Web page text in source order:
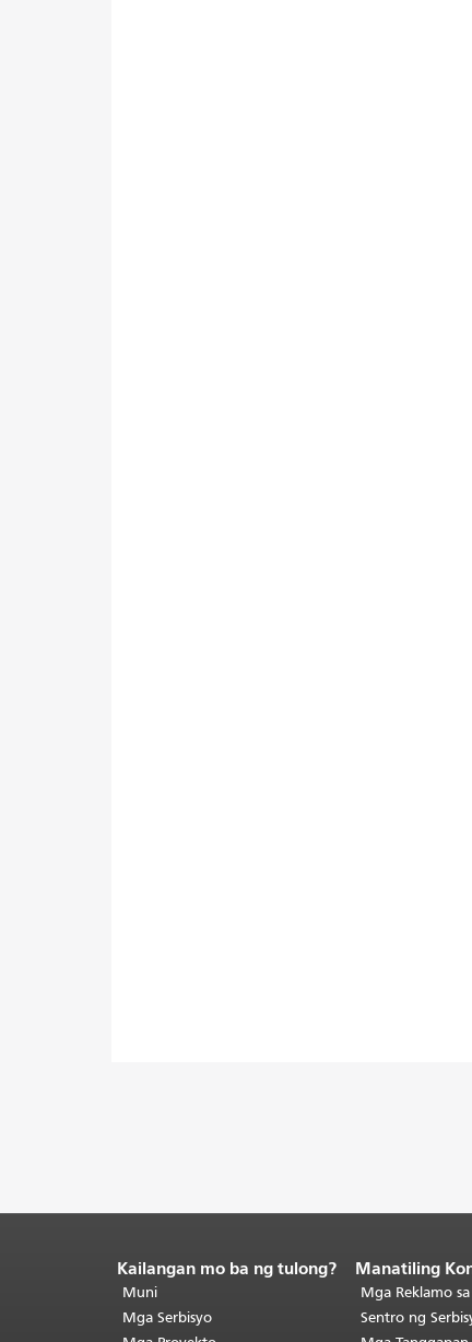
Katapusan
ng
nilalaman
ng
Kailangan mo ba ng tulong?
Muni
Mga Serbisyo
Manatiling
Mga Reklamo
Sentro ng